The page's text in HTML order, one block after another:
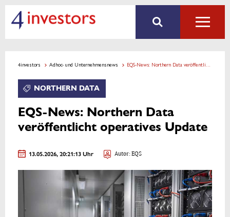
4investors Adhoc- und Unternehmensnews EQS-News: Northern Data veröffentlicht operatives Update
NORTHERN DATA
EQS-News: Northern Data
veröffentlicht operatives Update
13.05.2026, 20:21:13 Uhr Autor: EQS